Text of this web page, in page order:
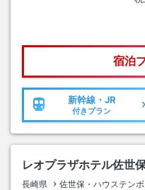
宿泊
新幹線・JR
付きプラン
レオプラザホテル佐世
長崎県 佐世保・ハウステン